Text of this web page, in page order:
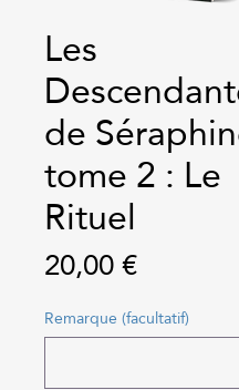
Les
de
tome 2 : Le
Rituel
20,00 €Prix
Remarque (facultatif)